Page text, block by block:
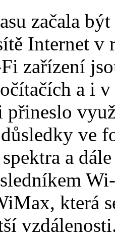
začala
Internet v
zařízení
a i
přineslo
ve
a
která